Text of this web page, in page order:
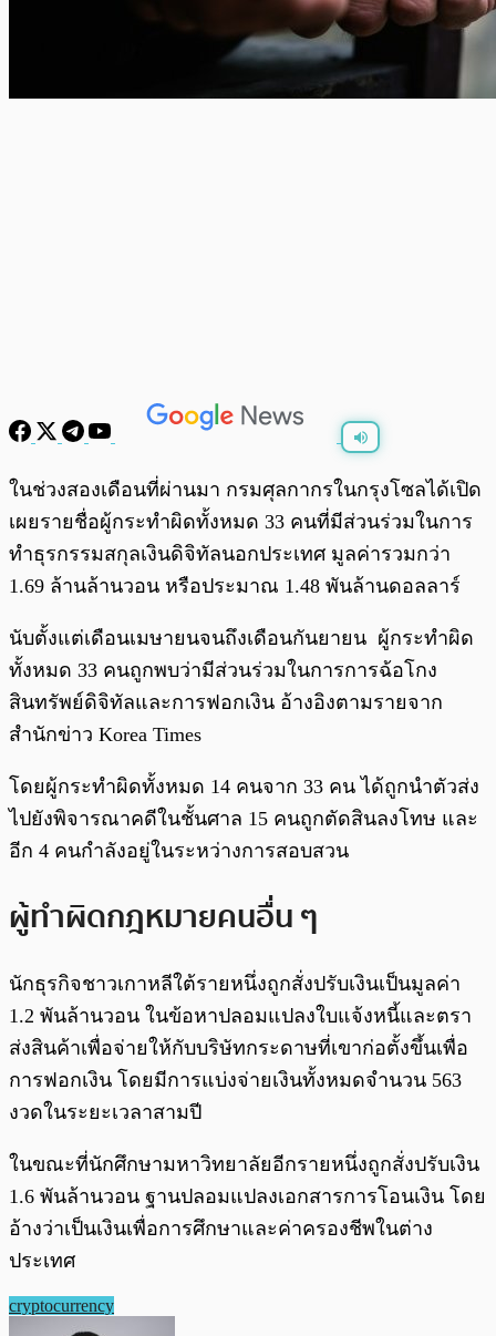
พร้อมเล่น 0:00/ 0:00
ในช่วงสองเดือนที่ผ่านมา กรมศุลกากรในกรุงโซลได้เปิด
เผยรายชื่อผู้กระทำผิดทั้งหมด 33 คนที่มีส่วนร่วมในการ
ทำธุรกรรมสกุลเงินดิจิทัลนอกประเทศ มูลค่ารวมกว่า
1.69 ล้านล้านวอน หรือประมาณ 1.48 พันล้านดอลลาร์
นับตั้งแต่เดือนเมษายนจนถึงเดือนกันยายน ผู้กระทำผิด
ทั้งหมด 33 คนถูกพบว่ามีส่วนร่วมในการการฉ้อโกง
สินทรัพย์ดิจิทัลและการฟอกเงิน อ้างอิงตามรายจาก
สำนักข่าว Korea Times
โดยผู้กระทำผิดทั้งหมด 14 คนจาก 33 คน ได้ถูกนำตัวส่ง
ไปยังพิจารณาคดีในชั้นศาล 15 คนถูกตัดสินลงโทษ และ
อีก 4 คนกำลังอยู่ในระหว่างการสอบสวน
ผู้ทำผิดกฎหมายคนอื่น ๆ
นักธุรกิจชาวเกาหลีใต้รายหนึ่งถูกสั่งปรับเงินเป็นมูลค่า
1.2 พันล้านวอน ในข้อหาปลอมแปลงใบแจ้งหนี้และตรา
ส่งสินค้าเพื่อจ่ายให้กับบริษัทกระดาษที่เขาก่อตั้งขึ้นเพื่อ
การฟอกเงิน โดยมีการแบ่งจ่ายเงินทั้งหมดจำนวน 563
งวดในระยะเวลาสามปี
ในขณะที่นักศึกษามหาวิทยาลัยอีกรายหนึ่งถูกสั่งปรับเงิน
1.6 พันล้านวอน ฐานปลอมแปลงเอกสารการโอนเงิน โดย
อ้างว่าเป็นเงินเพื่อการศึกษาและค่าครองชีพในต่าง
ประเทศ
cryptocurrency